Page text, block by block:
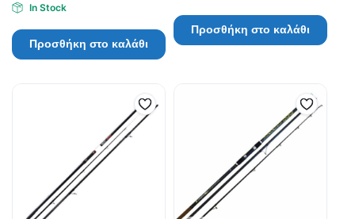
In Stock
Προσθήκη στο καλάθι
Προσθήκη στο καλάθι